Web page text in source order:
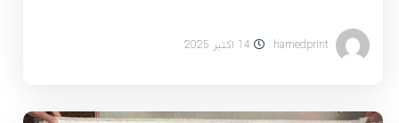
hamedprint 14 اکتبر 2025